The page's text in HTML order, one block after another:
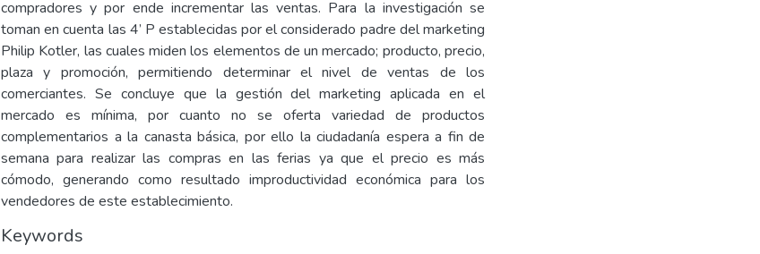
compradores y por ende incrementar las ventas. Para la investigación se
toman en cuenta las 4’ P establecidas por el considerado padre del marketing
Philip Kotler, las cuales miden los elementos de un mercado; producto, precio,
plaza y promoción, permitiendo determinar el nivel de ventas de los
comerciantes. Se concluye que la gestión del marketing aplicada en el
mercado es mínima, por cuanto no se oferta variedad de productos
complementarios a la canasta básica, por ello la ciudadanía espera a fin de
semana para realizar las compras en las ferias ya que el precio es más
cómodo, generando como resultado improductividad económica para los
vendedores de este establecimiento.
Keywords